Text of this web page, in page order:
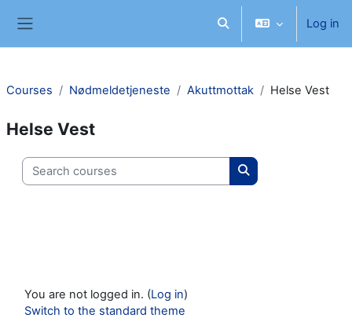
Toggle search inputLog in
Courses Nødmeldetjeneste Akuttmottak Helse Vest
Helse Vest
Search courses
Search courses
You are not logged in. (Log in)
Switch to the standard theme